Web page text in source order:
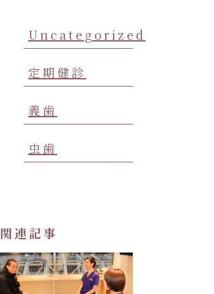
Uncategorized
定期健診
義歯
虫歯
関連記事